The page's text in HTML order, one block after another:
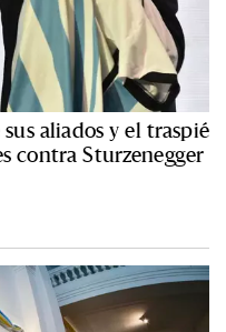
aliados y el traspié
contra Sturzenegger